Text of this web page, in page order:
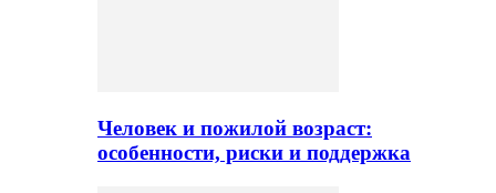
Человек и пожилой возраст:
особенности, риски и поддержка